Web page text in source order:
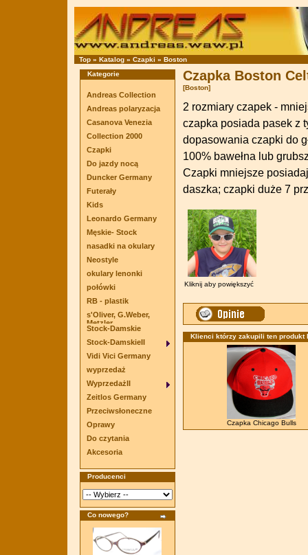
Top» Katalog» Czapki » Boston
Kategorie
Producenci
Co nowego?
Czapka Boston
[Boston]
2 rozmiary czapek -
czapka posiada pasek z
dopasowania czapki do
100% bawełna lub
Czapki mniejsze
daszka; czapki duże 7
Kliknij aby powiększyć
Klienci którzy zakupili ten produkt
Czapka Chicago Bulls
Andreas Collection
Andreas polaryzacja
Casanova Venezia
Collection 2000
Czapki
Do jazdy nocą
Duncker Germany
Futerały
Kids
Leonardo Germany
Męskie- Stock
nasadki na okulary
Neostyle
okulary lenonki
połówki
RB - plastik
s'Oliver, G.Weber,
Metzler
Stock-Damskie
Stock-DamskieII
Vidi Vici Germany
wyprzedaż
WyprzedażII
Zeitlos Germany
Przeciwsłoneczne
Oprawy
Do czytania
Akcesoria